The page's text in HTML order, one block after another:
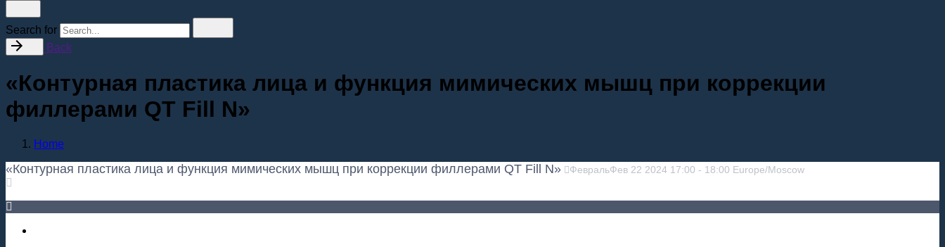
Search for
Back
«Контурная пластика лица и функция мимических мышц при коррекции
филлерами QT Fill N»
Home
«Контурная пластика лица и функция мимических мышц при коррекции филлерами QT Fill N» ФевральФев 22 2024 17:00 - 18:00 Europe/Moscow